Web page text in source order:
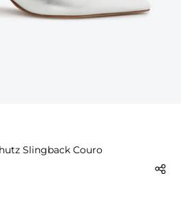
Slingback Couro